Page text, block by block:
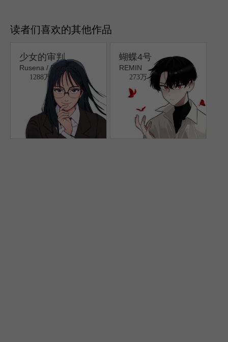
读者们喜欢的其他作品
少女的审判
Rusena / Borocom
1288万
蝴蝶4号
REMIN
273万